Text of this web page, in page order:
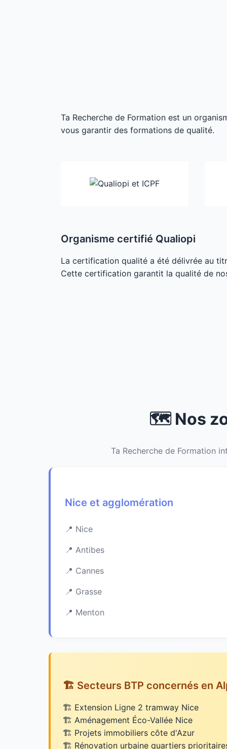
Ta Recherche de Formation est un
vous garantir des formations de qualité.
Organisme certifié Qualiopi
La certification qualité a été délivrée au
Cette certification garantit la qualité de
🗺️ Nos
Ta Recherche de Formation
Nice et agglomération
Nice
Antibes
Cannes
Grasse
Menton
🏗️ Secteurs BTP concernés en
Extension Ligne 2 tramway Nice
Aménagement Éco-Vallée Nice
Projets immobiliers côte d'Azur
Rénovation urbaine quartiers